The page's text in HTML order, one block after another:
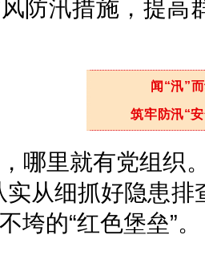
防汛措施，提高
闻“汛”
筑牢防汛“
哪里就有党组织
实从细抓好隐患
垮的“红色堡垒”。